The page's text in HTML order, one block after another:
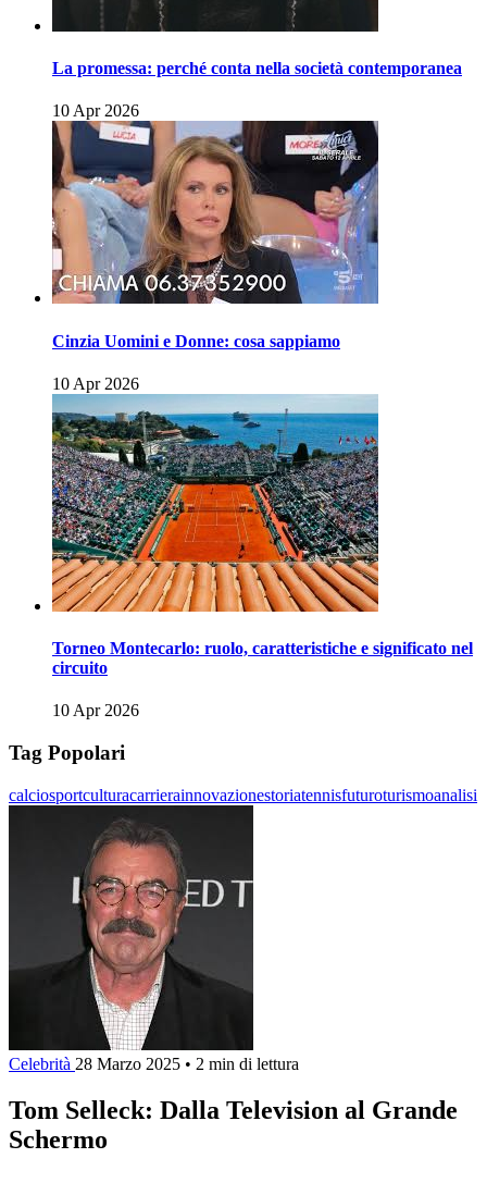
La promessa: perché conta nella società contemporanea
10 Apr 2026
Cinzia Uomini e Donne: cosa sappiamo
10 Apr 2026
Torneo Montecarlo: ruolo, caratteristiche e significato nel
circuito
10 Apr 2026
Tag Popolari
calciosportculturacarrierainnovazionestoriatennisfuturoturismoanalisi
Celebrità 28 Marzo 2025 • 2 min di lettura
Tom Selleck: Dalla Television al Grande
Schermo